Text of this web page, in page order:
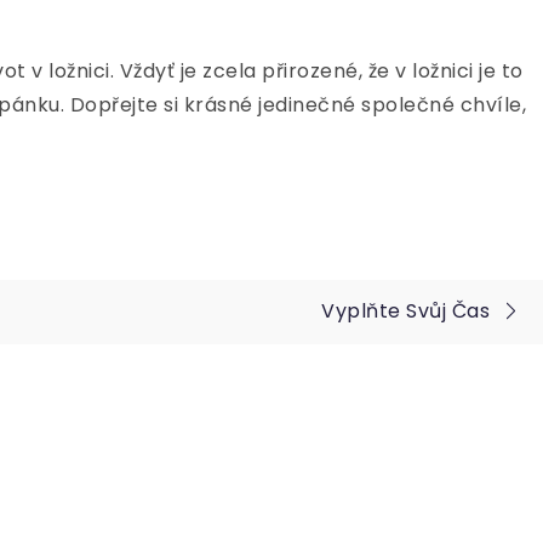
v ložnici. Vždyť je zcela přirozené, že v ložnici je to
Dopřejte si krásné jedinečné společné chvíle,
Vyplňte Svůj Čas